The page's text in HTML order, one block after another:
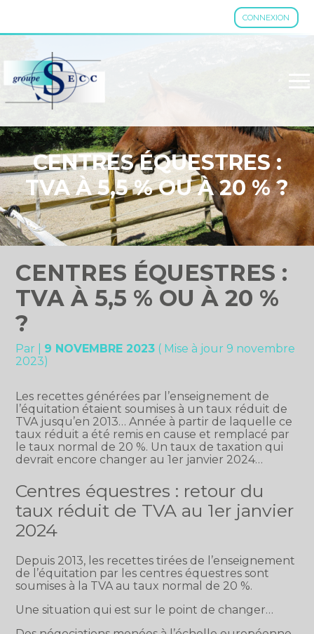
CONNEXION
Aller
CENTRES ÉQUESTRES :
TVA À 5,5 % OU À 20 % ?
CENTRES ÉQUESTRES :
TVA À 5,5 % OU À 20 %
?
Par 9 NOVEMBRE 2023 ( Mise à jour 9 novembre
2023)
Les recettes générées par l’enseignement de
l’équitation étaient soumises à un taux réduit de
TVA jusqu’en 2013… Année à partir de laquelle ce
taux réduit a été remis en cause et remplacé par
le taux normal de 20 %. Un taux de taxation qui
devrait encore changer au 1er janvier 2024…
Centres équestres : retour du
taux réduit de TVA au 1er janvier
2024
Depuis 2013, les recettes tirées de l’enseignement
de l’équitation par les centres équestres sont
soumises à la TVA au taux normal de 20 %.
Une situation qui est sur le point de changer…